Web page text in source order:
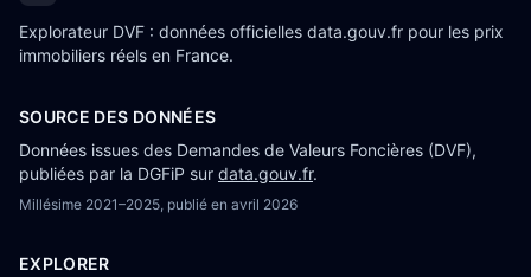
Explorateur DVF : données officielles data.gouv.fr pour les prix
immobiliers réels en France.
SOURCE DES DONNÉES
Données issues des Demandes de Valeurs Foncières (DVF),
publiées par la DGFiP sur data.gouv.fr.
Millésime 2021–2025, publié en avril 2026
EXPLORER